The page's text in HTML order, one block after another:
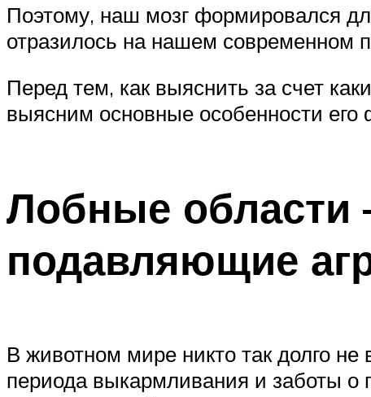
Поэтому, наш мозг формировался
отразилось на нашем современном
Перед тем, как выяснить за счет
выясним основные особенности
Лобные области
подавляющие
В животном мире никто так долго
периода выкармливания и заботы о